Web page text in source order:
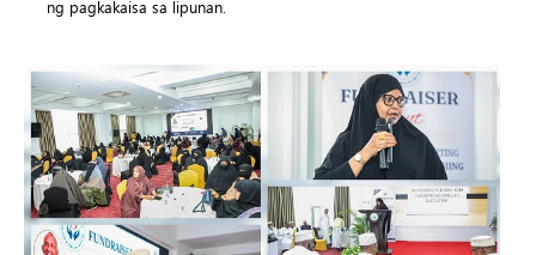
ng pagkakaisa sa lipunan.